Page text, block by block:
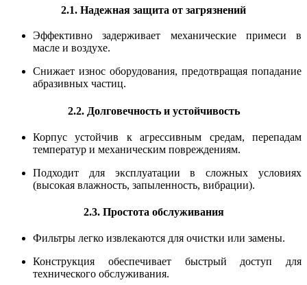
2.1. Надежная защита от загрязнений
Эффективно задерживает механические примеси в
масле и воздухе.
Снижает износ оборудования, предотвращая попадание
абразивных частиц.
2.2. Долговечность и устойчивость
Корпус устойчив к агрессивным средам, перепадам
температур и механическим повреждениям.
Подходит для эксплуатации в сложных условиях
(высокая влажность, запыленность, вибрации).
2.3. Простота обслуживания
Фильтры легко извлекаются для очистки или замены.
Конструкция обеспечивает быстрый доступ для
технического обслуживания.